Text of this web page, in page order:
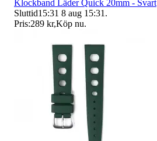
Klockband Läder Quick 20mm - Svart
Sluttid15:31 8 aug 15:31 .
Pris:289 kr,Köp nu.